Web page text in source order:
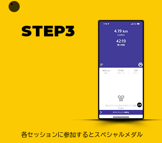
STEP3
​​各セッションに参加するとスペシャルメダル